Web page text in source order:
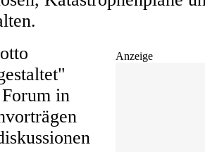
Anzeige
in